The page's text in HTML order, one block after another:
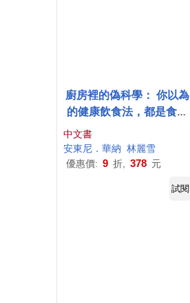
廚房裡的偽科學： 你以為
的健康飲食法，都是食物
世界裡的胡說八道
中文書
安東尼 ．華納 林麗雪
優惠價: 9 折, 378 元
試閱